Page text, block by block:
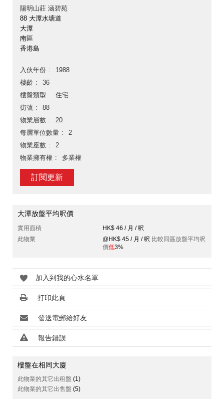
陽明山莊 涵碧苑
88 大潭水塘道
大潭
南區
香港島
入伙年份
1988
樓齡
36
樓盤類型
住宅
街號
88
物業層數
20
每層單位數量
2
物業座數
2
物業擁有權
多業權
訂閱更新
大潭放盤平均呎價
實用面積
HK$ 46 / 月 / 呎
此物業
@HK$ 45 / 月 / 呎 比較同區放盤平均呎
價低3%
加入到我的心水名單
打印此頁
發送電郵給好友
報告錯誤
樓盤在相同大廈
此物業的其它出租盤 (1)
此物業的其它出售盤 (5)